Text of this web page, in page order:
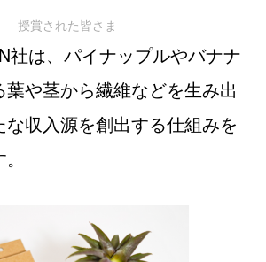
授賞された皆さま
社は、パイナップルやバナナ
や茎から繊維などを生み出
な収入源を創出する仕組みを